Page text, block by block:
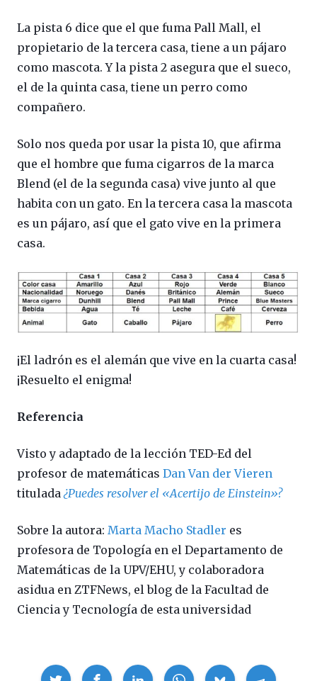
La pista 6 dice que el que fuma Pall Mall, el
propietario de la tercera casa, tiene a un pájaro
como mascota. Y la pista 2 asegura que el sueco,
el de la quinta casa, tiene un perro como
compañero.
Solo nos queda por usar la pista 10, que afirma
que el hombre que fuma cigarros de la marca
Blend (el de la segunda casa) vive junto al que
habita con un gato. En la tercera casa la mascota
es un pájaro, así que el gato vive en la primera
casa.
¡El ladrón es el alemán que vive en la cuarta casa!
¡Resuelto el enigma!
Referencia
Visto y adaptado de la lección TED-Ed del
profesor de matemáticas Dan Van der Vieren
titulada¿Puedes resolver el «Acertijo de Einstein»?
Sobre la autora: Marta Macho Stadler es
profesora de Topología en el Departamento de
Matemáticas de la UPV/EHU, y colaboradora
asidua en ZTFNews, el blog de la Facultad de
Ciencia y Tecnología de esta universidad
Compartir